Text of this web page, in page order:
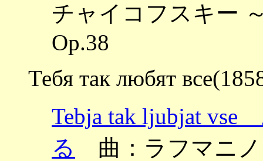
チャイコフスキー
Op.38
Тебя так любят
Tebja tak ljubjat
る
曲：ラフマニノ